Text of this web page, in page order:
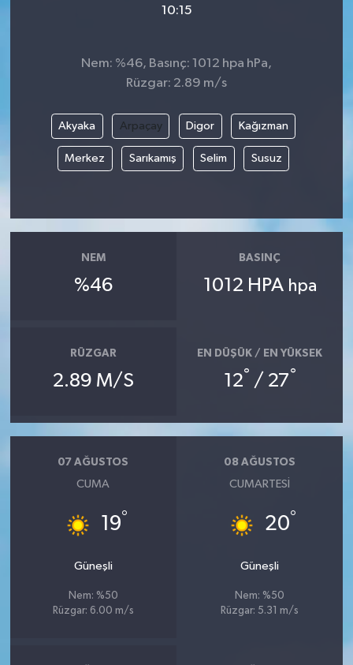
10:15
Nem: %46, Basınç: 1012 hpa hPa,
Rüzgar: 2.89 m/s
Akyaka Arpaçay Digor Kağızman
Merkez Sarıkamış Selim Susuz
NEM
%46
BASINÇ
1012 HPA hpa
RÜZGAR
2.89 M/S
EN DÜŞÜK / EN YÜKSEK
12° / 27°
07 AĞUSTOS
CUMA
19°
Güneşli
Nem: %50
Rüzgar: 6.00 m/s
08 AĞUSTOS
CUMARTESI
20°
Güneşli
Nem: %50
Rüzgar: 5.31 m/s